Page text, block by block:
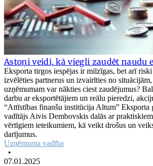
Astoņi veidi, kā viegli zaudēt naudu
Eksporta tirgos iespējas ir milzīgas, bet arī
izvēlēties partnerus un izvairīties no
uzņēmumam var nākties ciest zaudējumus?
darbu ar eksportētājiem un reālu pieredzi,
“Attīstības finanšu institūcija Altum” Eksporta
vadītājs Aivis Dembovskis dalās ar
vērtīgiem ieteikumiem, kā veikt drošus un
darījumus.
Uzņēmuma vadība
•
07.01.2025